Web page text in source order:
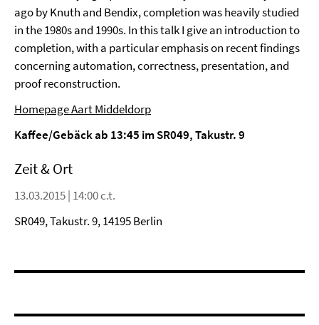
ago by Knuth and Bendix, completion was heavily studied
in the 1980s and 1990s. In this talk I give an introduction to
completion, with a particular emphasis on recent findings
concerning automation, correctness, presentation, and
proof reconstruction.
Homepage Aart Middeldorp
Kaffee/Gebäck ab 13:45 im SR049, Takustr. 9
Zeit & Ort
13.03.2015 | 14:00 c.t.
SR049, Takustr. 9, 14195 Berlin